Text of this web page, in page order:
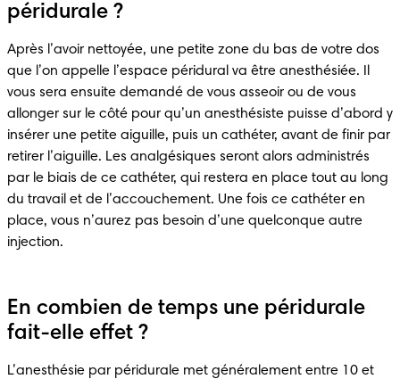
péridurale ?
Après l’avoir nettoyée, une petite zone du bas de votre dos
que l’on appelle l’espace péridural va être anesthésiée. Il
vous sera ensuite demandé de vous asseoir ou de vous
allonger sur le côté pour qu’un anesthésiste puisse d’abord y
insérer une petite aiguille, puis un cathéter, avant de finir par
retirer l’aiguille. Les analgésiques seront alors administrés
par le biais de ce cathéter, qui restera en place tout au long
du travail et de l’accouchement. Une fois ce cathéter en
place, vous n’aurez pas besoin d’une quelconque autre
injection.
En combien de temps une péridurale
fait-elle effet ?
L’anesthésie par péridurale met généralement entre 10 et